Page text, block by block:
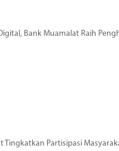
Bank Muamalat Raih
Tingkatkan Partisipasi